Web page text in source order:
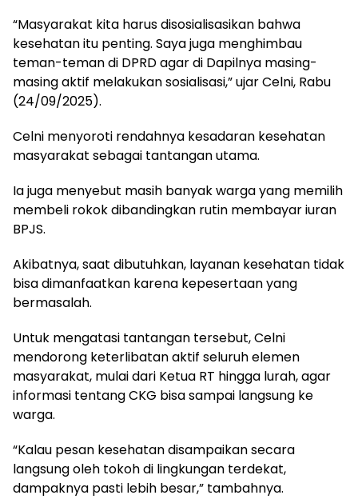
“Masyarakat kita harus disosialisasikan bahwa
kesehatan itu penting. Saya juga menghimbau
teman-teman di DPRD agar di Dapilnya masing-
masing aktif melakukan sosialisasi,” ujar Celni, Rabu
(24/09/2025).
Celni menyoroti rendahnya kesadaran kesehatan
masyarakat sebagai tantangan utama.
Ia juga menyebut masih banyak warga yang memilih
membeli rokok dibandingkan rutin membayar iuran
BPJS.
Akibatnya, saat dibutuhkan, layanan kesehatan tidak
bisa dimanfaatkan karena kepesertaan yang
bermasalah.
Untuk mengatasi tantangan tersebut, Celni
mendorong keterlibatan aktif seluruh elemen
masyarakat, mulai dari Ketua RT hingga lurah, agar
informasi tentang CKG bisa sampai langsung ke
warga.
“Kalau pesan kesehatan disampaikan secara
langsung oleh tokoh di lingkungan terdekat,
dampaknya pasti lebih besar,” tambahnya.